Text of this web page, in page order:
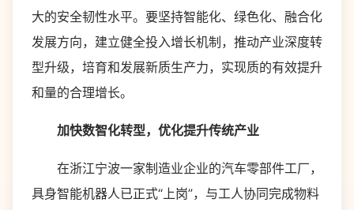
大的安全韧性水平。要坚持智能化、绿色化、融合化
发展方向，建立健全投入增长机制，推动产业深度转
型升级，培育和发展新质生产力，实现质的有效提升
和量的合理增长。
加快数智化转型，优化提升传统产业
在浙江宁波一家制造业企业的汽车零部件工厂，
具身智能机器人已正式“上岗”，与工人协同完成物料